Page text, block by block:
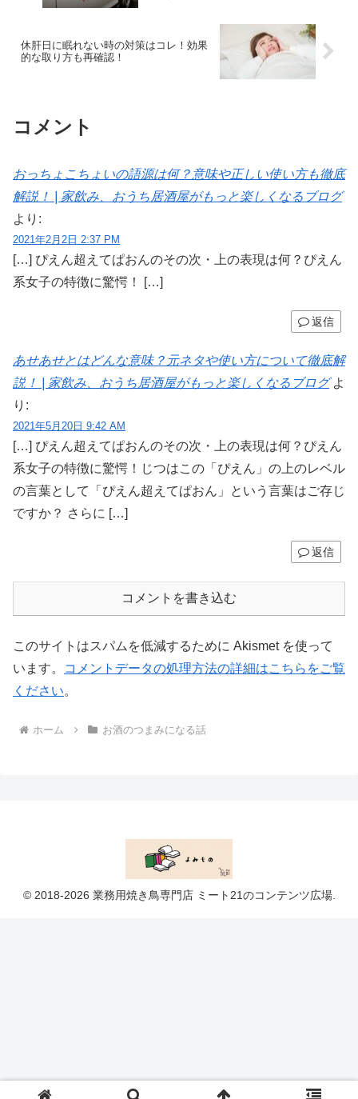
休肝日に眠れない時の対策はコレ！効果
的な取り方も再確認！
コメント
おっちょこちょいの語源は何？意味や正しい使い方も徹底
解説！ | 家飲み、おうち居酒屋がもっと楽しくなるブログ
より:
2021年2月2日 2:37 PM
[…] ぴえん超えてぱおんのその次・上の表現は何？ぴえん
系女子の特徴に驚愕！ […]
返信
あせあせとはどんな意味？元ネタや使い方について徹底解
説！ | 家飲み、おうち居酒屋がもっと楽しくなるブログ よ
り:
2021年5月20日 9:42 AM
[…] ぴえん超えてぱおんのその次・上の表現は何？ぴえん
系女子の特徴に驚愕！じつはこの「ぴえん」の上のレベル
の言葉として「ぴえん超えてぱおん」という言葉はご存じ
ですか？ さらに […]
返信
コメントを書き込む
このサイトはスパムを低減するために Akismet を使って
います。
コメントデータの処理方法の詳細はこちらをご覧
ください。
ホーム お酒のつまみになる話
© 2018-2026 業務用焼き鳥専門店 ミート21のコンテンツ広場.